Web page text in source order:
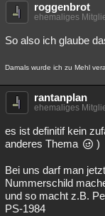
Menschen
Spiritualität
Natur Umfragen
weitere Rubriken
Philosophie
Astronomie
Musik Clash
Übersichten
Besucht
roggenbrot
ehemaliges
So also ich glaube
Damals wurde ich zu Mehl
rantanplan
ehemaliges
es ist definitif kein
anderes Thema
)
Bei uns darf man
Nummerschild
und so macht z.B.
PS-1984